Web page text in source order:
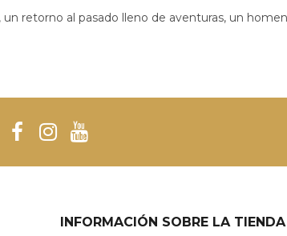
retorno al pasado lleno de aventuras, un
INFORMACIÓN SOBRE LA TIENDA